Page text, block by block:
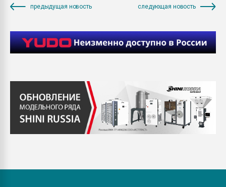
предыдущая новость следующая новость